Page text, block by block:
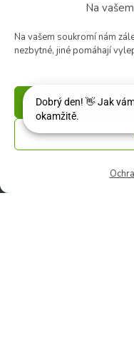
Na
Na vašem soukromí nám
nezbytné, jiné pomáhají
souborů cookie
🚫